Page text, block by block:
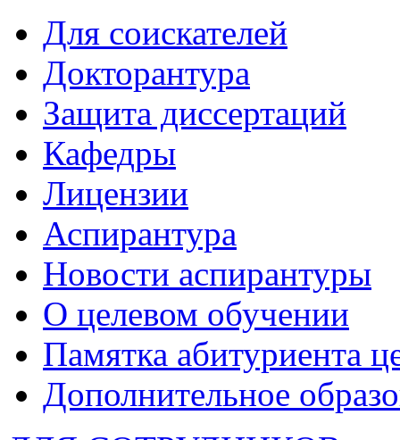
Для соискателей
Докторантура
Защита диссертаций
Кафедры
Лицензии
Аспирантура
Новости аспирантуры
О целевом обучении
Памятка абитуриента
Дополнительное